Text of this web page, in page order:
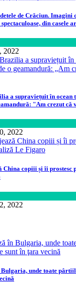
de Crăciun. Imagini
din casele
2022
a supraviețuit în ocean
"Am crezut că
2022
China copiii și îi prostesc
2022
unde toate